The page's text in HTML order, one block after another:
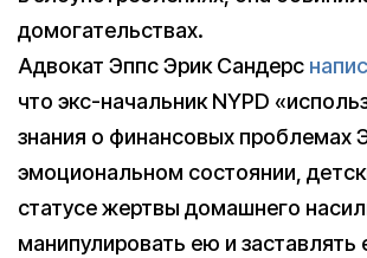
домогательствах.
Адвокат Эппс Эрик Сандерс
что экс-начальник NYPD
знания о финансовых проблемах
эмоциональном состоянии,
статусе жертвы домашнего
манипулировать ею и заставлять